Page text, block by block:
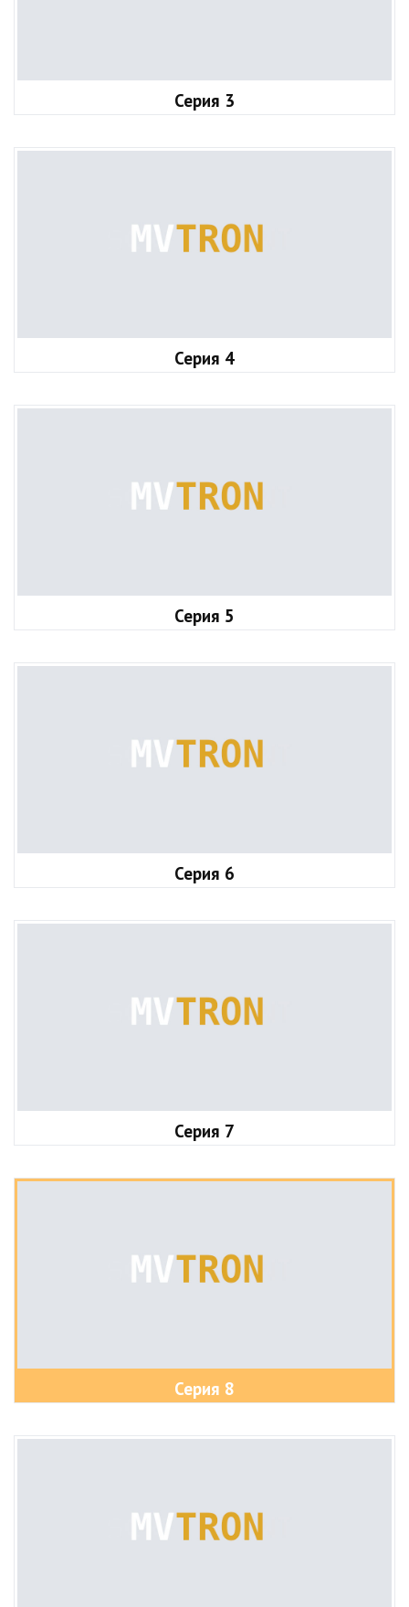
Серия 3
Серия 4
Серия 5
Серия 6
Серия 7
Серия 8